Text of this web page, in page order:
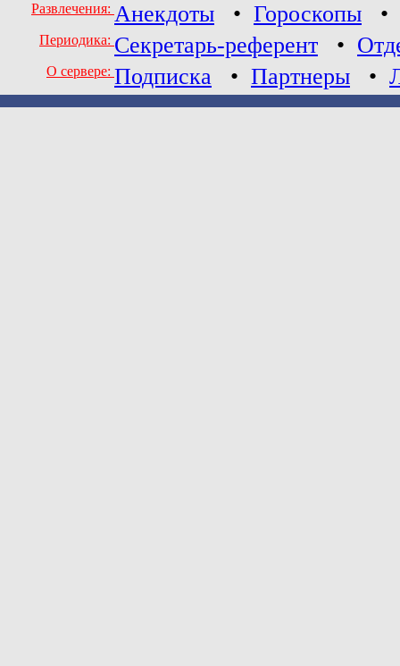
Развлечения: Анекдоты • Гороскопы •
Периодика: Секретарь-референт •
О сервере: Подписка • Партнеры •